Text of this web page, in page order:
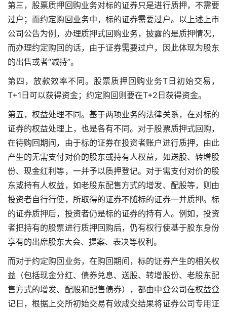
第三，股票质押回购业务对标的证券只是进行质押，不需要
过户；而约定购回业务中，标的证券需要过户。以上述上市
公司公告为例，办理质押式回购业务，披露的是质押情况，
而办理约定购回的话，由于证券需要过户，因此体现为股东
的出售或者“减持”。
第四，放款效率不同。股票质押回购业务T日初始交易，
T+1日可以获得资金；约定购回则要在T+2日获得资金。
第五，权益处理不同。基于两项业务的法律关系，在对标的
证券的权益处理上，也是各有不同。对于股票质押式回购，
在待购回期间，由于标的证券在投资者账户进行质押，由此
产生的无需支付对价的股东或持有人权益，如送股、转增股
份、现金红利等，一并予以质押登记。对于需支付对价的股
东或持有人权益，如老股东配售方式的增发、配股等，则由
投资者自行行使，所取得的证券不随标的证券一并质押。标
的证券质押后，投资者仍是标的证券的持有人。例如，投资
者把持有的股票进行质押回购后，仍有权行使基于股东身份
享有的出席股东大会、提案、表决等权利。
而对于约定购回业务，在购回期间，标的证券产生的相关权
益（包括现金分红、债券兑息、送股、转增股份、老股东配
售方式的增发、配股和配售债券），都由中登公司在权益登
记日，根据上交所初始交易有效成交结果将证券公司专用证